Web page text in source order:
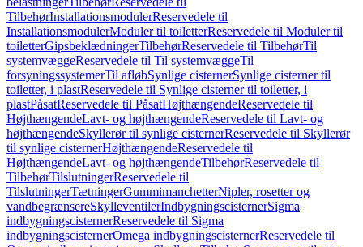
TilbehørInstallationsmodulerReservedele til
InstallationsmodulerModuler til toiletterReservedele til Moduler til
toiletterGipsbeklædningerTilbehørReservedele til TilbehørTil
systemvæggeReservedele til Til systemvæggeTil
forsyningssystemerTil afløbSynlige cisternerSynlige cisterner til
toiletter, i plastReservedele til Synlige cisterner til toiletter, i
plastPåsatReservedele til PåsatHøjthængendeReservedele til
HøjthængendeLavt- og højthængendeReservedele til Lavt- og
højthængendeSkyllerør til synlige cisternerReservedele til Skyllerør
til synlige cisternerHøjthængendeReservedele til
HøjthængendeLavt- og højthængendeTilbehørReservedele til
TilbehørTilslutningerReservedele til
TilslutningerTætningerGummimanchetterNipler, rosetter og
vandbegrænsereSkylleventilerIndbygningscisternerSigma
indbygningscisternerReservedele til Sigma
indbygningscisternerOmega indbygningscisternerReservedele til